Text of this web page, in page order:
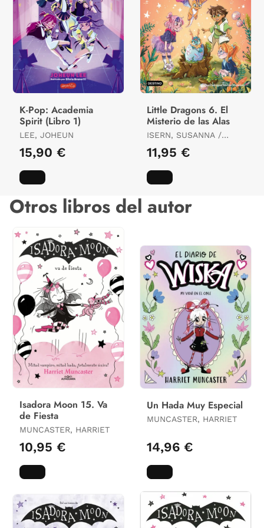
K-Pop: Academia
Spirit (Libro 1)
LEE, JOHEUN
15,90 €
Little Dragons 6. El
Misterio de las Alas
ISERN, SUSANNA /
MELISA
11,95 €
Otros libros del autor
Isadora Moon 15. Va
de Fiesta
MUNCASTER, HARRIET
10,95 €
Un Hada Muy Especial
MUNCASTER, HARRIET
14,96 €